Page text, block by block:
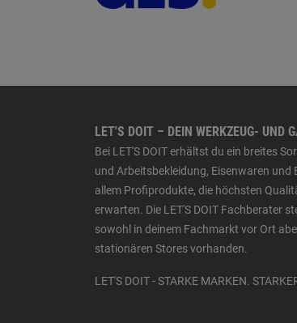
LET'S DOIT – DEIN WERKZEUG- UND
Bei LET'S DOIT erhältst du ein breites
und Arbeitsbekleidung, Eisenwaren und
allem Profiprodukte, die höchsten
erwarten. Die LET'S DOIT Fachberater
sowohl in deinem Fachmarkt vor Ort
stationären Stores vorhanden.
LET'S DOIT - STARKE MARKEN.